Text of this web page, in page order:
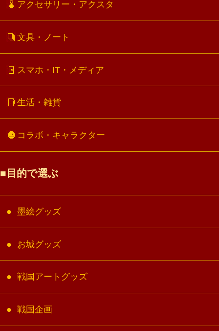
アクセサリー・アクスタ
文具・ノート
スマホ・IT・メディア
生活・雑貨
コラボ・キャラクター
目的で選ぶ
墨絵グッズ
お城グッズ
戦国アートグッズ
戦国企画